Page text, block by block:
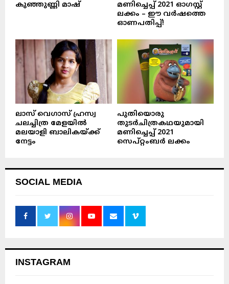
കുഞ്ഞുണ്ണി മാഷ്‌
മണിച്ചെപ്പ് 2021 ഓഗസ്റ്റ്
ലക്കം – ഈ വർഷത്തെ
ഓണപതിപ്പ്!
ലാസ് വെഗാസ് ഹ്രസ്വ
ചലച്ചിത്ര മേളയിൽ
മലയാളി ബാലികയ്ക്ക്
നേട്ടം
പുതിയൊരു
തുടർചിത്രകഥയുമായി
മണിച്ചെപ്പ് 2021
സെപ്റ്റംബർ ലക്കം
SOCIAL MEDIA
INSTAGRAM